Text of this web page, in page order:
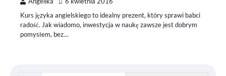
Kurs języka angielskiego to idealny prezent, który sprawi babci
radość. Jak wiadomo, inwestycja w naukę zawsze jest dobrym
pomysłem, bez…